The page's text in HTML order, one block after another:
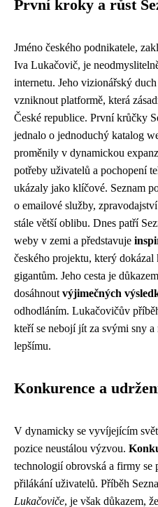
První kroky a růst
Jméno českého podnikatele,
Iva Lukačovič, je
internetu. Jeho vizionářský
vzniknout platformě, která
České republice. První krůčky
jednalo o jednoduchý katalog
proměnily v dynamickou
potřeby uživatelů a pochopení
ukázaly jako klíčové. Seznam
o emailové služby,
stále větší oblibu. Dnes patří
weby v zemi a představuje
českého projektu, který
gigantům. Jeho cesta je
dosáhnout výjimečných
odhodláním. Lukačovičův
kteří se nebojí jít za svými sny a
lepšímu.
Konkurence a
V dynamicky se vyvíjejícím
pozice neustálou výzvou.
technologií obrovská a firmy se
přilákání uživatelů. Příběh
Lukačoviče, je však důkazem,